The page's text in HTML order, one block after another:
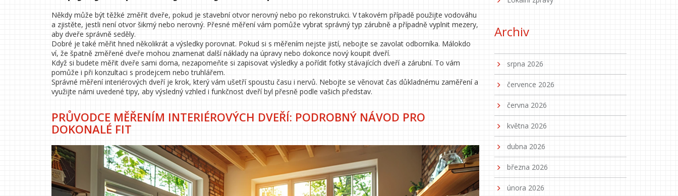
Někdy může být těžké změřit dveře, pokud je stavební otvor nerovný nebo po rekonstrukci. V takovém případě použijte vodováhu
a zjistěte, jestli není otvor šikmý nebo nerovný. Přesné měření vám pomůže vybrat správný typ zárubně a případně vyplnit mezery,
aby dveře správně seděly.
Dobré je také měřit hned několikrát a výsledky porovnat. Pokud si s měřením nejste jistí, nebojte se zavolat odborníka. Málokdo
ví, že špatně změřené dveře mohou znamenat další náklady na úpravy nebo dokonce nový koupit dveří.
Když si budete měřit dveře sami doma, nezapomeňte si zapisovat výsledky a pořídit fotky stávajících dveří a zárubní. To vám
pomůže i při konzultaci s prodejcem nebo truhlářem.
Správné měření interiérových dveří je krok, který vám ušetří spoustu času i nervů. Nebojte se věnovat čas důkladnému zaměření a
využijte námi uvedené tipy, aby výsledný vzhled i funkčnost dveří byl přesně podle vašich představ.
PRŮVODCE MĚŘENÍM INTERIÉROVÝCH DVEŘÍ: PODROBNÝ NÁVOD PRO
DOKONALÉ FIT
Archiv
srpna 2026
července 2026
června 2026
května 2026
dubna 2026
března 2026
února 2026